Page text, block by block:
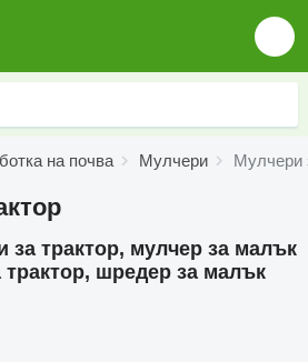
на почва Мулчери Мулчери
за трактор, мулчер за малък
трактор, шредер за малък